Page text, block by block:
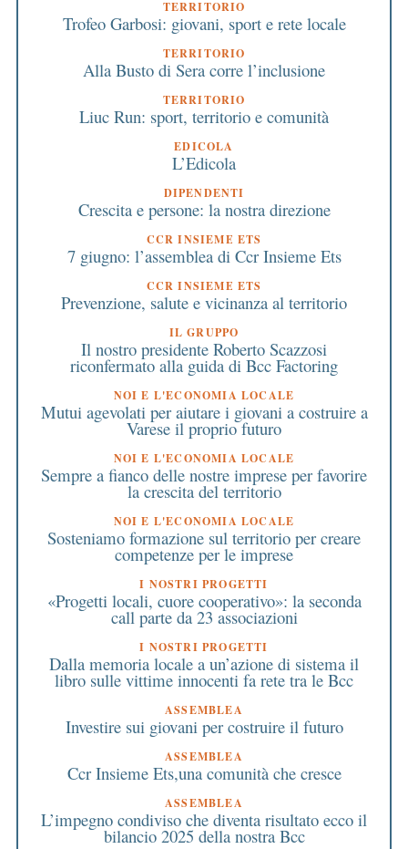
TERRITORIO
Trofeo Garbosi: giovani, sport e rete locale
TERRITORIO
Alla Busto di Sera corre l’inclusione
TERRITORIO
Liuc Run: sport, territorio e comunità
EDICOLA
L’Edicola
DIPENDENTI
Crescita e persone: la nostra direzione
CCR INSIEME ETS
7 giugno: l’assemblea di Ccr Insieme Ets
CCR INSIEME ETS
Prevenzione, salute e vicinanza al territorio
IL GRUPPO
Il nostro presidente Roberto Scazzosi
riconfermato alla guida di Bcc Factoring
NOI E L'ECONOMIA LOCALE
Mutui agevolati per aiutare i giovani a costruire a
Varese il proprio futuro
NOI E L'ECONOMIA LOCALE
Sempre a fianco delle nostre imprese per favorire
la crescita del territorio
NOI E L'ECONOMIA LOCALE
Sosteniamo formazione sul territorio per creare
competenze per le imprese
I NOSTRI PROGETTI
«Progetti locali, cuore cooperativo»: la seconda
call parte da 23 associazioni
I NOSTRI PROGETTI
Dalla memoria locale a un’azione di sistema il
libro sulle vittime innocenti fa rete tra le Bcc
ASSEMBLEA
Investire sui giovani per costruire il futuro
ASSEMBLEA
Ccr Insieme Ets,una comunità che cresce
ASSEMBLEA
L’impegno condiviso che diventa risultato ecco il
bilancio 2025 della nostra Bcc